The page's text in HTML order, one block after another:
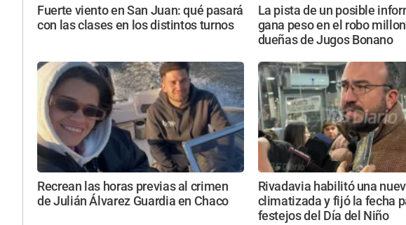
Fuerte viento en San Juan: qué pasará
con las clases en los distintos turnos
La pista de un posible
gana peso en el robo
dueñas de Jugos Bonano
Recrean las horas previas al crimen
de Julián Álvarez Guardia en Chaco
Rivadavia habilitó una
climatizada y fijó la fecha
festejos del Día del Niño